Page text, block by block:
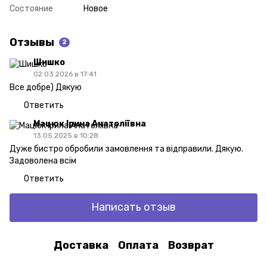
Состояние Новое
Отзывы 2
Шишко
02.03.2026 в 17:41
Все добре) Дякую
Ответить
Мацюк Ірина Анатоліївна
13.05.2025 в 10:28
Дуже бистро обробили замовлення та відправили. Дякую.
Задоволена всім
Ответить
Написать отзыв
Доставка Оплата Возврат